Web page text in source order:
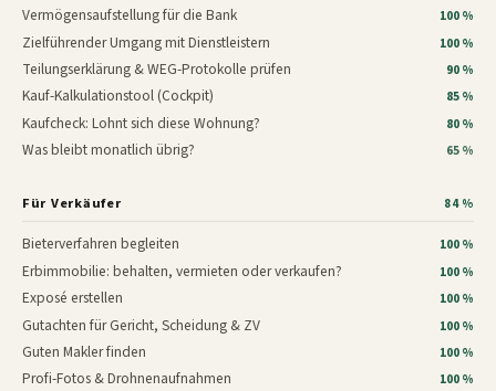
Vermögensaufstellung für die Bank 100 %
Zielführender Umgang mit Dienstleistern 100 %
Teilungserklärung & WEG-Protokolle prüfen 90 %
Kauf-Kalkulationstool (Cockpit) 85 %
Kaufcheck: Lohnt sich diese Wohnung? 80 %
Was bleibt monatlich übrig? 65 %
Für Verkäufer 84 %
Bieterverfahren begleiten 100 %
Erbimmobilie: behalten, vermieten oder verkaufen? 100 %
Exposé erstellen 100 %
Gutachten für Gericht, Scheidung & ZV 100 %
Guten Makler finden 100 %
Profi-Fotos & Drohnenaufnahmen 100 %